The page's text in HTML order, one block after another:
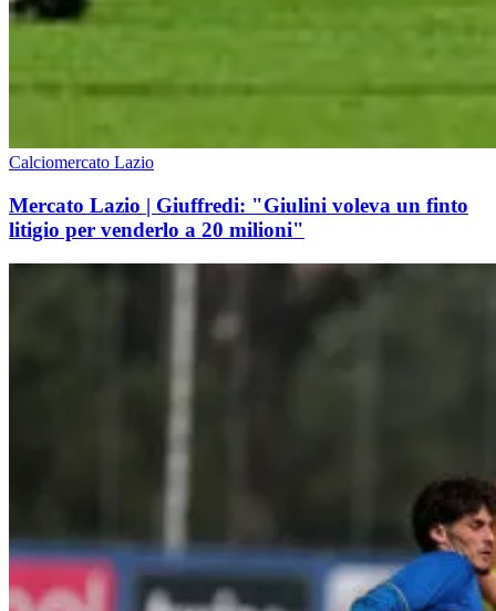
Calciomercato Lazio
Mercato Lazio | Giuffredi: "Giulini voleva un finto
litigio per venderlo a 20 milioni"